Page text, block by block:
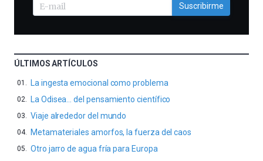
Suscribirme
ÚLTIMOS ARTÍCULOS
La ingesta emocional como problema
La Odisea… del pensamiento científico
Viaje alrededor del mundo
Metamateriales amorfos, la fuerza del caos
Otro jarro de agua fría para Europa